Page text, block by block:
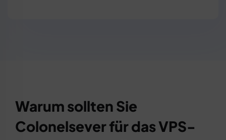
Warum sollten Sie
Colonelsever für das VPS-